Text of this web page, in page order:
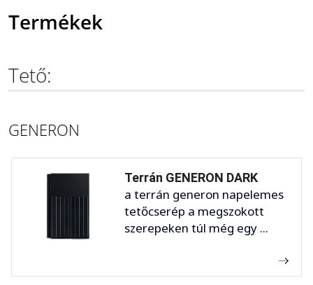
Termékek
Tető:
GENERON
Terrán GENERON DARK
a terrán generon napelemes
tetőcserép a megszokott
szerepeken túl még egy ...